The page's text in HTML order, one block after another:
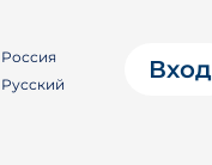
Россия
Вход